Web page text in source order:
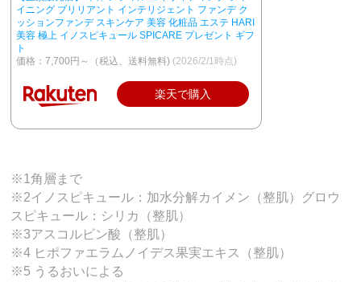
イニング ブリリアント インテリジェント ファンデ ク
ッションファンデ スキンケア 美容 化粧品 エステ HARI
美容 極上 イノスピキュール SPICARE プレゼント ギフ
ト
価格：7,700円～（税込、送料無料) (2026/2/1時点)
楽天で購入
※1角層まで
※2イノスピキュール：加水分解カイメン（整肌）グロウ
スピキュール：シリカ（整肌）
※3アスコルビン酸（整肌）
※4 ヒポファエラムノイデス果実エキス（整肌）
※5 うるおいによる